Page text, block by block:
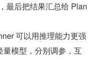
最后把结果汇总给 Plan
可以用推理能力更强
模型，分别调参，互